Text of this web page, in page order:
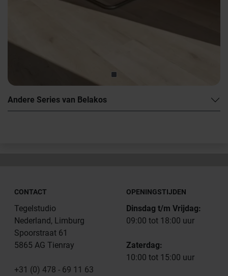
Andere Series van Belakos
CONTACT
Tegelstudio
Nederland, Limburg
Spoorstraat 61
5865 AG Tienray
+31 (0) 478 - 69 11 63
OPENINGSTIJDEN
Dinsdag t/m Vrijdag:
09:00 tot 18:00 uur
Zaterdag:
10:00 tot 15:00 uur